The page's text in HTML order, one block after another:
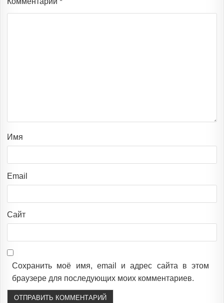
Имя
Email
Сайт
Сохранить моё имя, email и адрес сайта в этом
браузере для последующих моих комментариев.